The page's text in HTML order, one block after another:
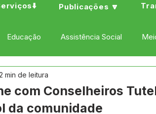
Publicações 🔽
Educação Assistência Social
Administração e Finanças
com Conselheiros
da comunidade
min de leitura